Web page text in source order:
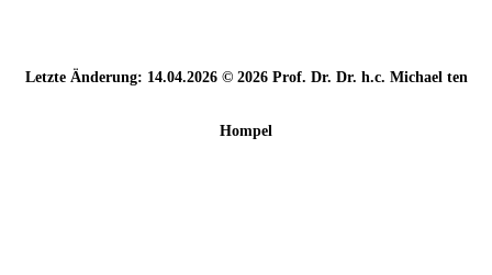
Letzte Änderung: 14.04.2026 © 2026 Prof. Dr. Dr. h.c. Michael ten
Hompel